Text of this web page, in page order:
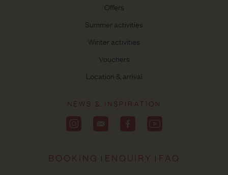
Offers
Summer activities
Winter activities
Vouchers
Location & arrival
NEWS & INSPIRATION
BOOKING ENQUIRY FAQ